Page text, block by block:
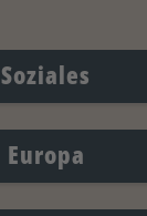
Soziales
Europa